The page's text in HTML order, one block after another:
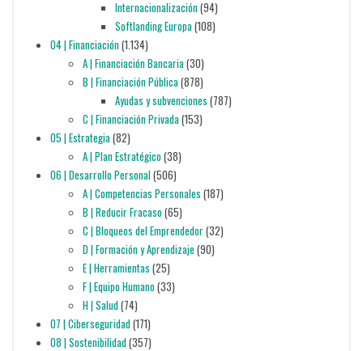
Internacionalización(94)
Softlanding Europa(108)
04 | Financiación(1.134)
A | Financiación Bancaria(30)
B | Financiación Pública(878)
Ayudas y subvenciones (787)
C | Financiación Privada(153)
05 | Estrategia(82)
A | Plan Estratégico(38)
06 | Desarrollo Personal(506)
A | Competencias Personales (187)
B | Reducir Fracaso(65)
C | Bloqueos del Emprendedor(32)
D | Formación y Aprendizaje (90)
E | Herramientas (25)
F | Equipo Humano(33)
H | Salud(74)
07 | Ciberseguridad(171)
08 | Sostenibilidad(357)